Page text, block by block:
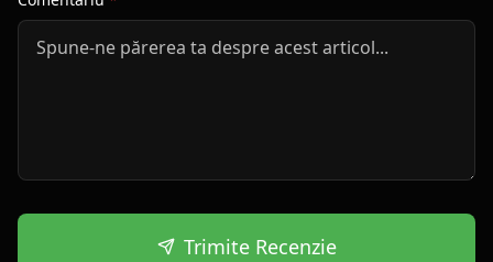
Trimite Recenzie